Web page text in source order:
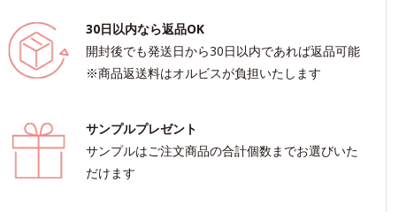
超脂性肌～普通肌）M＝しっ
のできやすい肌・普通肌～乾
る汚れの除去*2 キメの乱れに
セラミド、スフィンゴ糖脂質
ルデカン酸アスコルビル、天
シット、フィチン酸、ユズセ
ゴ糖脂質配合＝肌をなめらかに
にサポート。全方位ケアのアプローチによって、
肌本来の輝きを生かして澄み渡る、輝き透明肌を
叶えます。L＝さっぱりタイプ（脂性肌～普通
*2 日本化粧品業界で初めてメラニンの第三のル
ートに着目し、日本放射線影響学会第53回大会
30日以内なら返品OK
開封後でも発送日から30日以内であれば返品可能
※商品返送料はオルビスが負担いたします
サンプルプレゼント
サンプルはご注文商品の合計個数までお選びいた
だけます